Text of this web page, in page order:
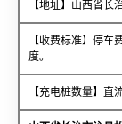
【地址】山西省
【收费标准】停车
度。
【充电桩数量】直